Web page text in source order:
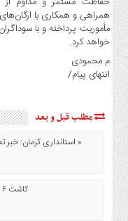
ارتباط
با
ما
دسترسی
سریع
راور
ما
با
همراهی و همکاری با
مأموریت پرداخته و با
خواهد کرد.
م محمودی
انتهای پیام/
مطلب قبل و بعد
« استانداری کرمان: خبر
کاشت ۶ هزار نهال در شهرستان راور »